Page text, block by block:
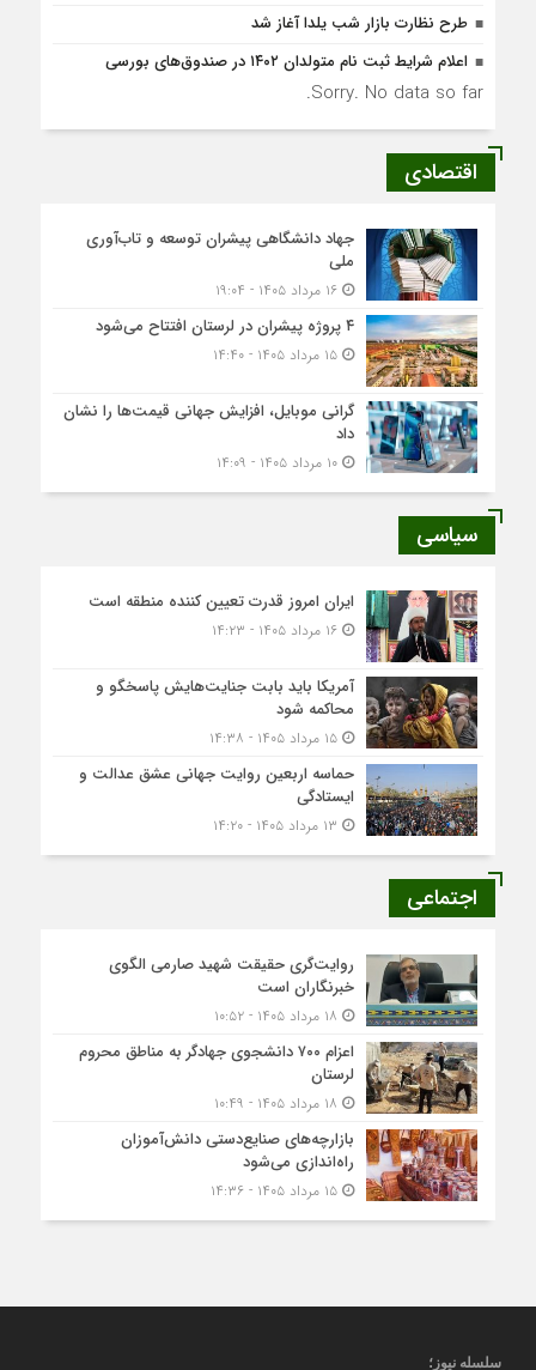
طرح نظارت بازار شب یلدا آغاز شد
اعلام شرایط ثبت نام متولدان ۱۴۰۲ در صندوق‌های بورسی
Sorry. No data so far.
اقتصادی
جهاد دانشگاهی پیشران توسعه و تاب‌آوری
ملی
۱۶ مرداد ۱۴۰۵ - ۱۹:۰۴
۴ پروژه پیشران در لرستان افتتاح می‌شود
۱۵ مرداد ۱۴۰۵ - ۱۴:۴۰
گرانی موبایل، افزایش جهانی قیمت‌ها را نشان
داد
۱۰ مرداد ۱۴۰۵ - ۱۴:۰۹
سیاسی
ایران امروز قدرت تعیین کننده منطقه است
۱۶ مرداد ۱۴۰۵ - ۱۴:۲۳
آمریکا باید بابت جنایت‌هایش پاسخگو و
محاکمه شود
۱۵ مرداد ۱۴۰۵ - ۱۴:۳۸
حماسه اربعین روایت جهانی عشق عدالت و
ایستادگی
اجتماعی
روایت‌گری حقیقت شهید صارمی الگوی
خبرنگاران است
اعزام ۷۰۰ دانشجوی جهادگر به مناطق محروم
لرستان
بازارچه‌های صنایع‌دستی دانش‌آموزان
راه‌اندازی می‌شود
۱۵ مرداد ۱۴۰۵ - ۱۴:۳۶
سلسله نیوز؛